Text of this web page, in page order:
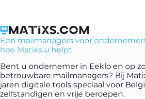
Een mailmanagers voor
hoe Matixs u helpt
Bent u ondernemer in Eeklo en op
betrouwbare mailmanagers? Bij
jaren digitale tools speciaal voor
zelfstandigen en vrije beroepen.